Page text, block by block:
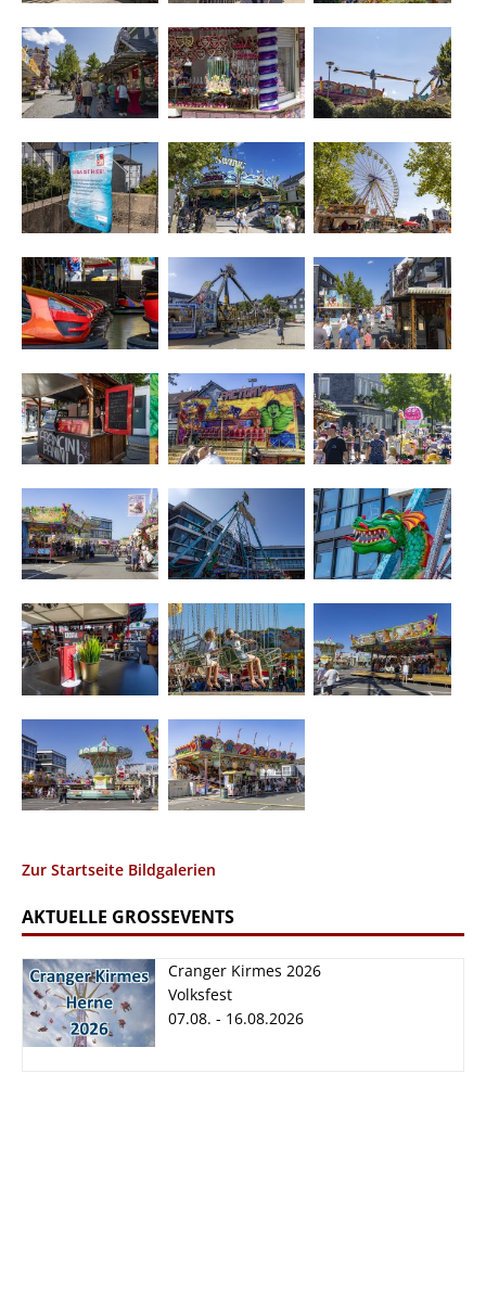
Zur Startseite Bildgalerien
AKTUELLE GROSSEVENTS
Cranger Kirmes 2026
Volksfest
07.08. - 16.08.2026